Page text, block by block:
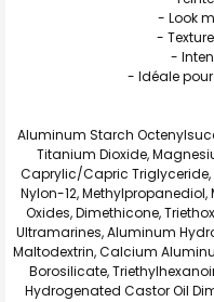
- Look
-
-
- Idéale
Aluminum Starch
Titanium Dioxide,
Caprylic/Capric Triglyceride,
Nylon-12,
Oxides, Dimethicone,
Ultramarines, Aluminum
Maltodextrin, Calcium
Borosilicate,
Hydrogenated Castor Oil